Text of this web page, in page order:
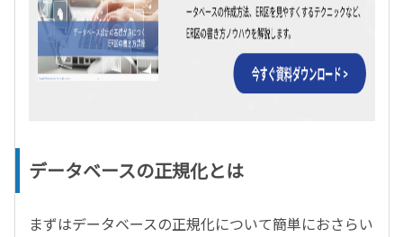
データベースの正規化とは
まずはデータベースの正規化について簡単におさらい